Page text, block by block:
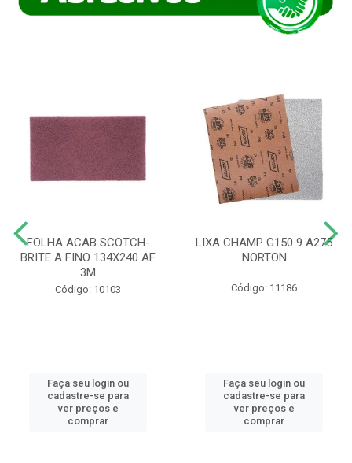
FOLHA ACAB SCOTCH-
BRITE A FINO 134X240 AF
3M
Código: 10103
Faça seu login ou
cadastre-se para
ver preços e
comprar
LIXA CHAMP G150 9 A275
NORTON
Código: 11186
Faça seu login ou
cadastre-se para
ver preços e
comprar